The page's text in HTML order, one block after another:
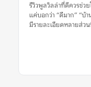
รีวิวพูลวิลล่าที่ดีควรช่ว
แค่บอกว่า “ดีมาก” “บ้
มีรายละเอียดหลายส่ว
เพียงอย่างเดียว ควร